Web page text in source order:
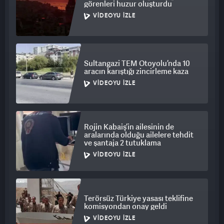
görenleri huzur oluşturdu
VIDEOYU İZLE
Sultangazi TEM Otoyolu’nda 10
aracın karıştığı zincirleme kaza
VIDEOYU İZLE
Rojin Kabaiş’in ailesinin de
aralarında olduğu ailelere tehdit
ve şantaja 2 tutuklama
VIDEOYU İZLE
Terörsüz Türkiye yasası teklifine
komisyondan onay geldi
VIDEOYU İZLE